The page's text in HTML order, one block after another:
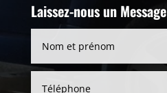
Laissez-nous un Message